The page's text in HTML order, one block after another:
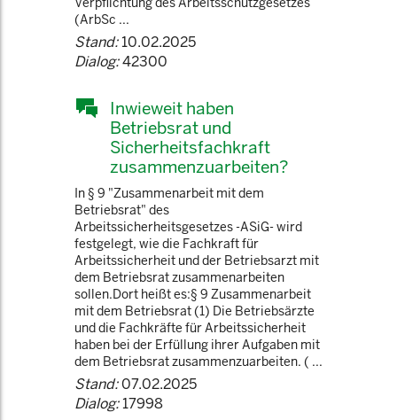
(ArbSc ...
Stand:10.02.2025
Dialog:42300
Inwieweit haben
Betriebsrat und
Sicherheitsfachkraft
zusammenzuarbeiten?
In § 9 "Zusammenarbeit mit dem
Betriebsrat" des
Arbeitssicherheitsgesetzes -ASiG- wird
festgelegt, wie die Fachkraft für
Arbeitssicherheit und der Betriebsarzt mit
dem Betriebsrat zusammenarbeiten
sollen.Dort heißt es:§ 9 Zusammenarbeit
mit dem Betriebsrat (1) Die Betriebsärzte
und die Fachkräfte für Arbeitssicherheit
haben bei der Erfüllung ihrer Aufgaben mit
dem Betriebsrat zusammenzuarbeiten. ( ...
Stand:07.02.2025
Dialog:17998